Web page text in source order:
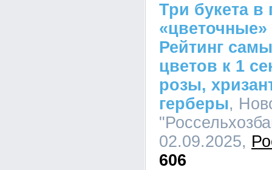
Три букета в
Рейтинг
цветов к 1
розы,
герберы,
02.09.2025,
606